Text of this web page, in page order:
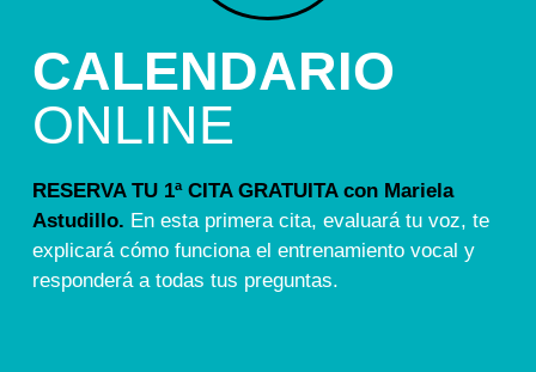
CALENDARIO
ONLINE
RESERVA TU 1ª CITA GRATUITA con Mariela
Astudillo. En esta primera cita, evaluará tu voz, te
explicará cómo funciona el entrenamiento vocal y
responderá a todas tus preguntas.